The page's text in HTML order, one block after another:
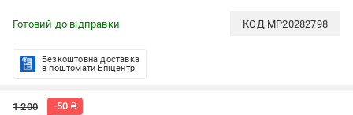
Готовий до відправки КОД MP20282798
Безкоштовна доставка
в поштомати Епіцентр
1 200 -50 ₴